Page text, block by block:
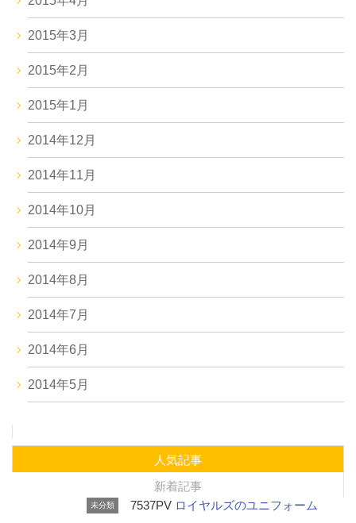
2015年3月
2015年2月
2015年1月
2014年12月
2014年11月
2014年10月
2014年9月
2014年8月
2014年7月
2014年6月
2014年5月
人気記事
新着記事
未分類 7537PV ロイヤルズのユニフォーム